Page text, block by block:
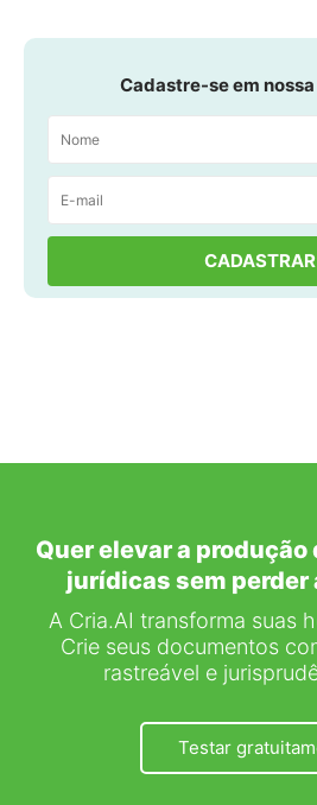
Cadastre-se em
Quer elevar a
jurídicas sem perder
A Cria.AI transforma suas
Crie seus documentos
rastreável e
Testar